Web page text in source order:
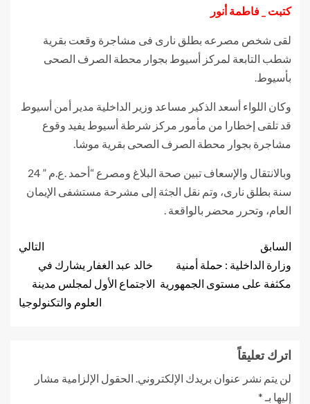
كتبت _ فاطمة أنور
لقى شخص مصرعه بطلق نارى فى مشاجرة وقعت بقرية
شطب التابعة لمركز أسيوط بجوار محطة الصرف الصحى
بأسيوط.
وكان اللواء أسعد الذكير مساعد وزير الداخلية مدير أمن أسيوط
قد تلقى إخطارا من مأمور مركز شرطة أسيوط يفيد وقوع
مشاجرة بجوار محطة الصرف الصحى بقرية موشا.
وبالانتقال والإسعاف تبين صحة البلاغ ومصرع “أحمد .ع.م ” 24
سنة بطلق نارى، وتم نقل الجثة إلى مشرحة مستشفى الإيمان
العام، وتحرر محضر بالواقعة .
السابق
وزارة الداخلية : حملة أمنية
مكثفة على مستوى الجمهورية
التالي
خالد عبد الغفار يشارك في
الاجتماع الأول لمجلس مدينة
العلوم والتكنولوجيا
اترك تعليقاً
لن يتم نشر عنوان بريدك الإلكتروني. الحقول الإلزامية مشار
إليها بـ *